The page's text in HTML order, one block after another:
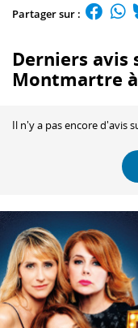
Partager sur :
Derniers avis
Montmartre
Il n'y a pas encore d'avis